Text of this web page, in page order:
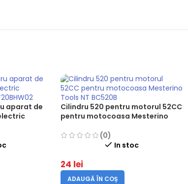
aparat de
Cilindru 520 pentru motorul 52CC
pentru motocoasa Mesterino
(0)
In stoc
24 lei
ADAUGĂ ÎN COȘ